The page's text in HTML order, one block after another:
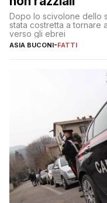
Dopo lo scivolone dello
stata costretta a tornare
verso gli ebrei
ASIA BUCONI-FATTI